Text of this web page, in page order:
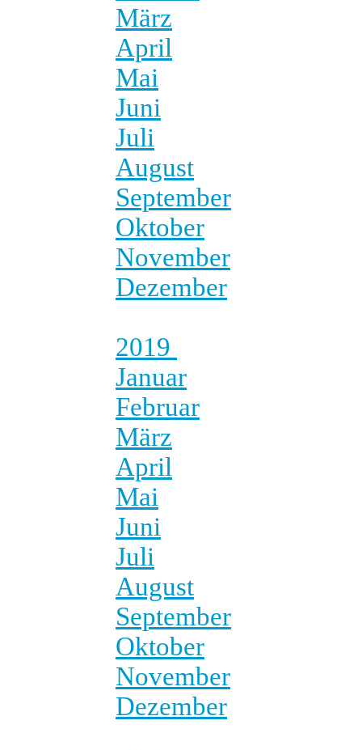
März
April
Mai
Juni
Juli
August
September
Oktober
November
Dezember
2019
Januar
Februar
März
April
Mai
Juni
Juli
August
September
Oktober
November
Dezember